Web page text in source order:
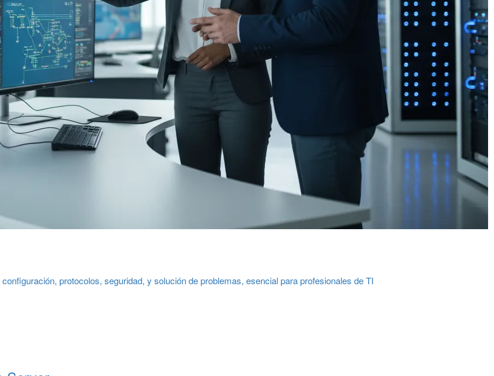
protocolos, seguridad, y solución de problemas, esencial para profesionales de TI